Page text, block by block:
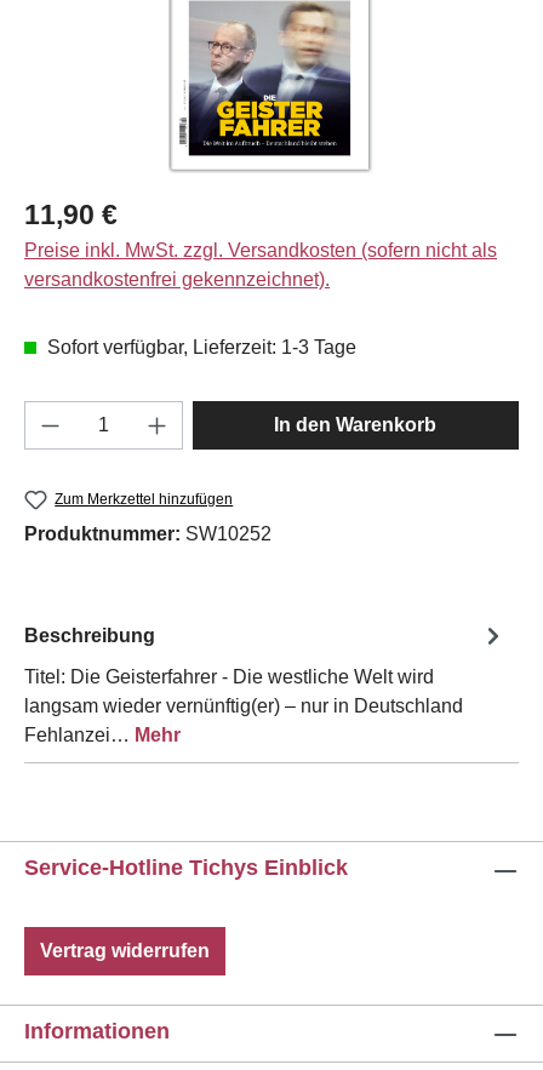
Regulärer Preis:
11,90 €
Preise inkl. MwSt. zzgl. Versandkosten (sofern nicht als
versandkostenfrei gekennzeichnet).
Sofort verfügbar, Lieferzeit: 1-3 Tage
Produkt Anzahl: Gib den gewünschten
In den Warenkorb
Zum Merkzettel hinzufügen
Produktnummer: SW10252
Beschreibung
Titel: Die Geisterfahrer - Die westliche Welt wird
langsam wieder vernünftig(er) – nur in Deutschland
Fehlanzei… Mehr
Service-Hotline Tichys Einblick
Vertrag widerrufen
Informationen